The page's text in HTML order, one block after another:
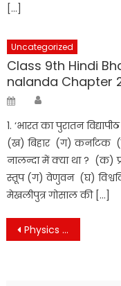
[…]
Uncategorized
Class 9th Hindi
nalanda Chapter
Posted
1. ‘भारत का पुरातन
(ख) बिहार (ग) कर्नाटक
नालन्दा में क्या था ? (क)
स्तूप (ग) वेणुवन (घ)
मेखलीपुत्र गोसाल की […]
Post
Physics Set 5